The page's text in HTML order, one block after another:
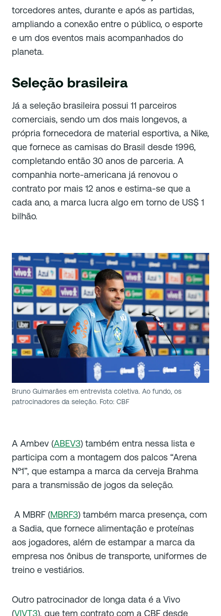
torcedores antes, durante e após as partidas,
ampliando a conexão entre o público, o esporte
e um dos eventos mais acompanhados do
planeta.
Seleção brasileira
Já a seleção brasileira possui 11 parceiros
comerciais, sendo um dos mais longevos, a
própria fornecedora de material esportiva, a Nike,
que fornece as camisas do Brasil desde 1996,
completando então 30 anos de parceria. A
companhia norte-americana já renovou o
contrato por mais 12 anos e estima-se que a
cada ano, a marca lucra algo em torno de US$ 1
bilhão.
Bruno Guimarães em entrevista coletiva. Ao fundo, os
patrocinadores da seleção. Foto: CBF
A Ambev (ABEV3) também entra nessa lista e
participa com a montagem dos palcos “Arena
Nº1”, que estampa a marca da cerveja Brahma
para a transmissão de jogos da seleção.
A MBRF (MBRF3) também marca presença, com
a Sadia, que fornece alimentação e proteínas
aos jogadores, além de estampar a marca da
empresa nos ônibus de transporte, uniformes de
treino e vestiários.
Outro patrocinador de longa data é a Vivo
(VIVT3), que tem contrato com a CBF desde